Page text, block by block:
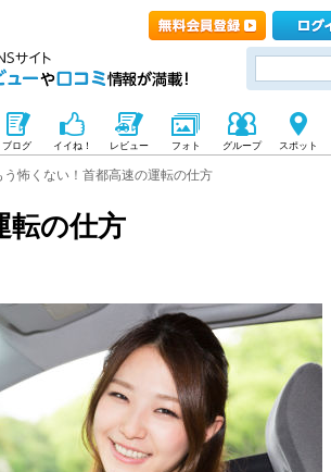
ブログ イイね！ レビュー フォト グループ スポット
う怖くない！首都高速の運転の仕方
転の仕方